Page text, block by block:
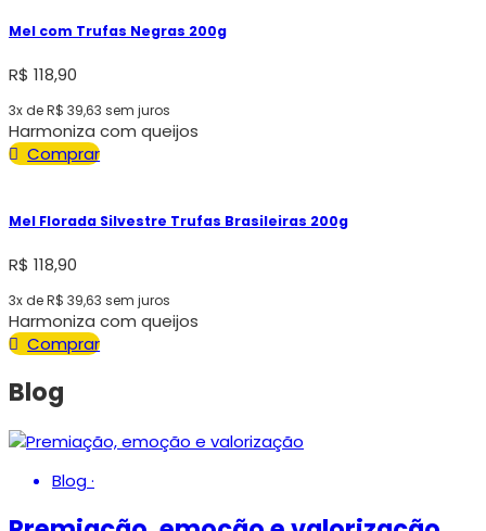
Mel com Trufas Negras 200g
R$ 118,90
3x deR$ 39,63 sem juros
Harmoniza com queijos
Comprar
Mel Florada Silvestre Trufas Brasileiras 200g
R$ 118,90
3x deR$ 39,63 sem juros
Harmoniza com queijos
Comprar
Blog
Blog·